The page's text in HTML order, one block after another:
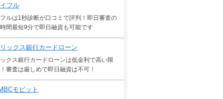
フル
ルは1秒診断が口コミで評判！即日審査の
間最短9分で即日融資も可能です
ックス銀行カードローン
クス銀行カードローンは低金利で高い限
審査は厳しめで即日融資は不可！
モビット